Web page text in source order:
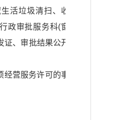
活垃圾清扫、收
政审批服务科(窗
、审批结果公开
经营服务许可的事